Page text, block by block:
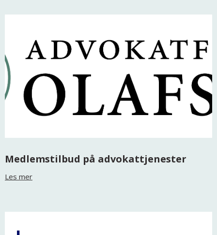
Medlemstilbud på advokattjenester
Les mer